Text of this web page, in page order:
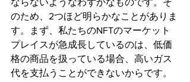
のため、2つほど明らかなことがありま
す。まず、私たちのNFTのマーケット
プレイスが急成長しているのは、低価
格の商品を扱っている場合、高いガス
代を支払うことができないからです。